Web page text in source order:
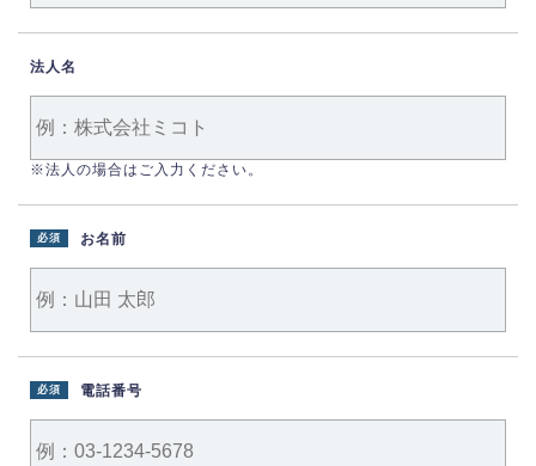
法人名
※法人の場合はご入力ください。
お名前
必須
電話番号
必須